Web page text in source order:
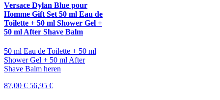
Versace Dylan Blue pour
Homme Gift Set 50 ml Eau de
Toilette + 50 ml Shower Gel +
50 ml After Shave Balm
50 ml Eau de Toilette + 50 ml
Shower Gel + 50 ml After
Shave Balm heren
87,00€ Oorspronkelijke
56,95 €Huidige